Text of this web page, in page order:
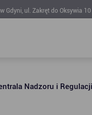
Gdyni, ul. Zakręt do Oksywia 10
Nadzoru i